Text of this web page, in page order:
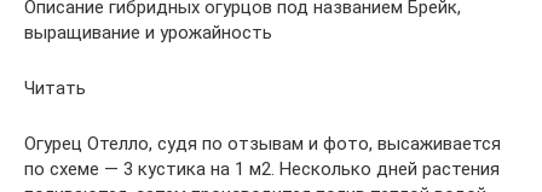
Описание гибридных огурцов под названием Брейк,
выращивание и урожайность
Читать
Огурец Отелло, судя по отзывам и фото, высаживается
по схеме — 3 кустика на 1 м2. Несколько дней растения